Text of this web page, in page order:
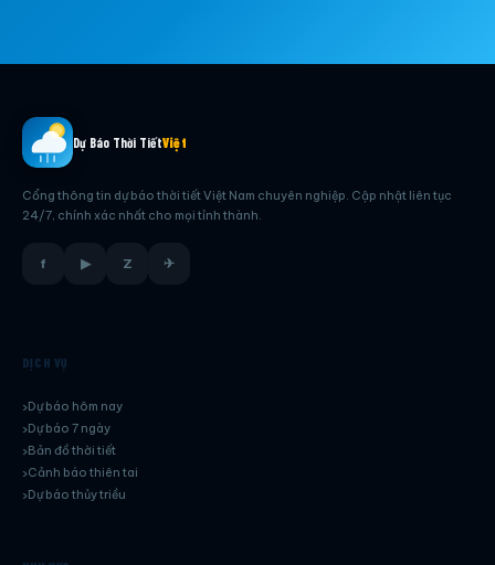
Dự Báo Thời TiếtViệt
Cổng thông tin dự báo thời tiết Việt Nam chuyên nghiệp. Cập nhật liên tục
24/7, chính xác nhất cho mọi tỉnh thành.
f ▶ Z ✈
DỊCH VỤ
Dự báo hôm nay
Dự báo 7 ngày
Bản đồ thời tiết
Cảnh báo thiên tai
Dự báo thủy triều